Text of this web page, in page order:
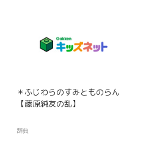
＊ふじわらのすみとものらん
【藤原純友の乱】
辞典